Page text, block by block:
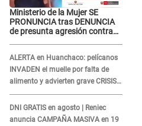
Ministerio de la Mujer SE
PRONUNCIA tras DENUNCIA
de presunta agresión contra
ALERTA en Huanchaco: pelícanos
INVADEN el muelle por falta de
alimento y advierten grave CRISIS
en el mar
DNI GRATIS en agosto | Reniec
anuncia CAMPAÑA MASIVA en 19